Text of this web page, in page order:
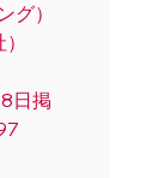
グ）
日掲